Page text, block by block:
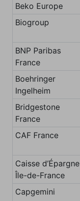
Beko Europe
Biogroup
BNP Paribas
France
Boehringer
Ingelheim
Bridgestone
France
CAF France
Caisse d’Épargne
Île-de-France
Capgemini